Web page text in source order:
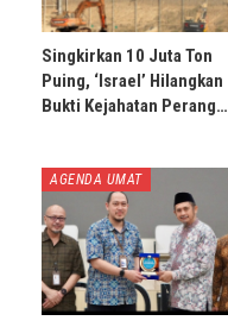
Singkirkan 10 Juta Ton
Puing, ‘Israel’ Hilangkan
Bukti Kejahatan Perang…
AGENDA UMAT